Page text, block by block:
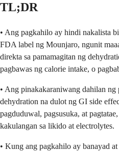
TL;DR
• Ang pagkahilo ay hindi nakalista
FDA label ng Mounjaro, ngunit
direkta sa pamamagitan ng
pagbawas ng calorie intake, o
• Ang pinakakaraniwang dahilan
dehydration na dulot ng GI side
pagduduwal, pagsusuka, at
kakulangan sa likido at electrolytes.
• Kung ang pagkahilo ay banayad